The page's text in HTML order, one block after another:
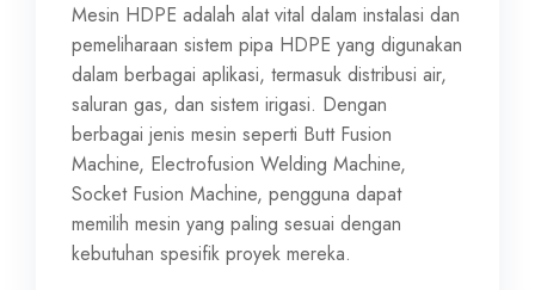
Mesin HDPE adalah alat vital dalam instalasi dan
pemeliharaan sistem pipa HDPE yang digunakan
dalam berbagai aplikasi, termasuk distribusi air,
saluran gas, dan sistem irigasi. Dengan
berbagai jenis mesin seperti Butt Fusion
Machine, Electrofusion Welding Machine,
Socket Fusion Machine, pengguna dapat
memilih mesin yang paling sesuai dengan
kebutuhan spesifik proyek mereka.